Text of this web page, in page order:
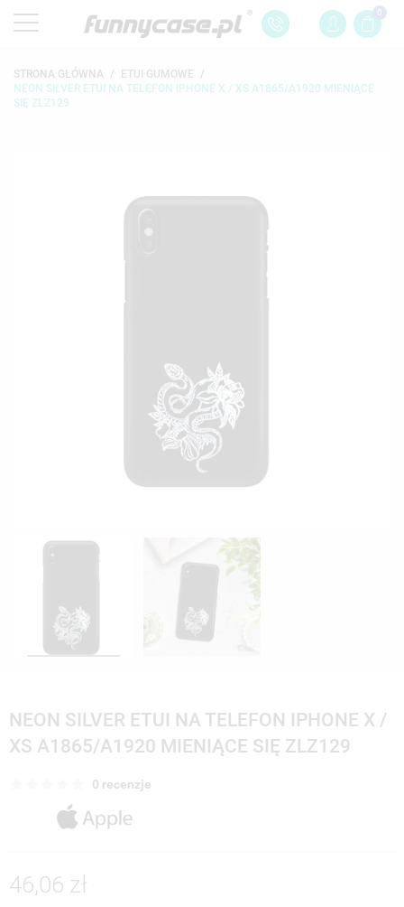
0
STRONA GŁÓWNA
ETUI GUMOWE
NEON SILVER ETUI NA TELEFON IPHONE X / XS A1865/A1920 MIENIĄCE
SIĘ ZLZ129
NEON SILVER ETUI NA TELEFON IPHONE X /
XS A1865/A1920 MIENIĄCE SIĘ ZLZ129
0 recenzje
46,06 zł